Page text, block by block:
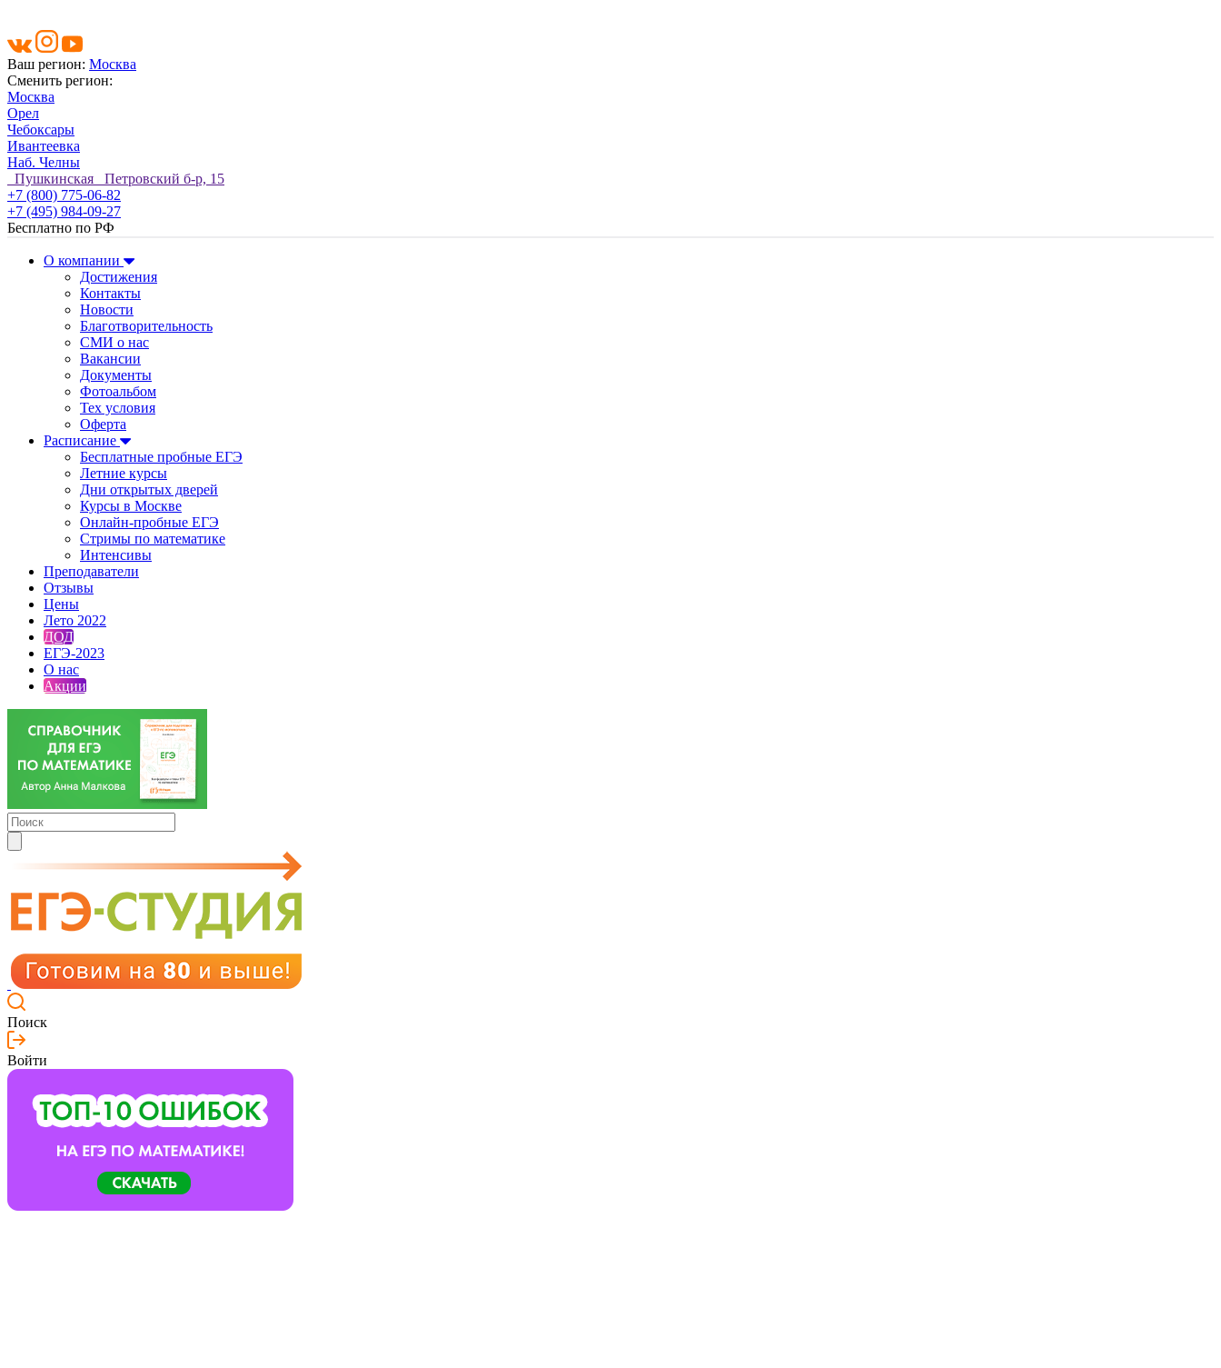
Ваш регион: Москва
Сменить регион:
Москва
Орел
Чебоксары
Ивантеевка
Наб. Челны
Пушкинская Петровский б-р, 15
+7 (800) 775-06-82
+7 (495) 984-09-27
Бесплатно по РФ
О компании
Достижения
Контакты
Новости
Благотворительность
СМИ о нас
Вакансии
Документы
Фотоальбом
Тех условия
Оферта
Расписание
Бесплатные пробные ЕГЭ
Летние курсы
Дни открытых дверей
Курсы в Москве
Онлайн-пробные ЕГЭ
Стримы по математике
Интенсивы
Преподаватели
Отзывы
Цены
Лето 2022
ДОД
ЕГЭ-2023
О нас
Акции
Поиск
Войти